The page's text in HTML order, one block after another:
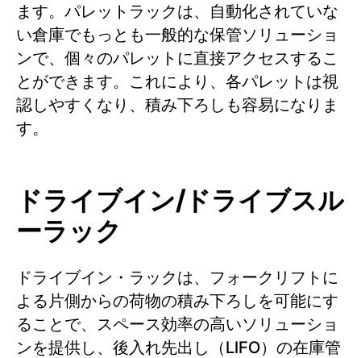
ます。パレットラックは、自動化されていな
い倉庫でもっとも一般的な保管ソリューショ
ンで、個々のパレットに直接アクセスするこ
とができます。これにより、各パレットは視
認しやすくなり、積み下ろしも容易になりま
す。
ドライブイン/ドライブスル
ーラック
ドライブイン・ラックは、フォークリフトに
よる片側からの荷物の積み下ろしを可能にす
ることで、スペース効率の高いソリューショ
ンを提供し、後入れ先出し（LIFO）の在庫管